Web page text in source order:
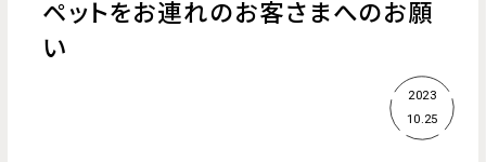
ペットをお連れのお客さまへのお願
い
2023
10.25